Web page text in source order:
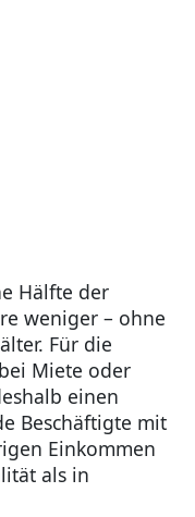
Hälfte der
weniger – ohne
Für die
Miete oder
einen
Beschäftigte mit
Einkommen
als in